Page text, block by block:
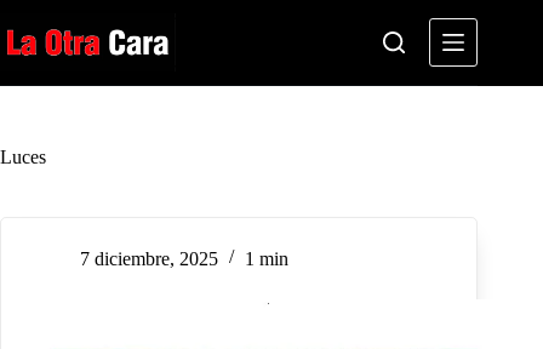
al
contenido
Luces
7 diciembre, 2025 1 min